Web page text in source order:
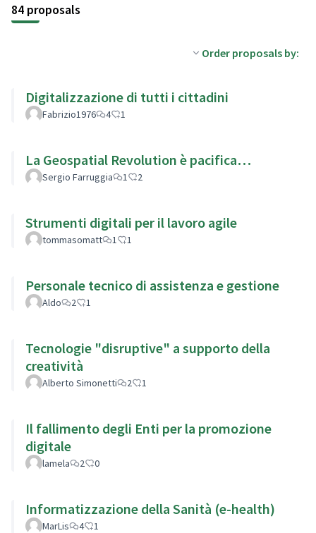
84 proposals
Order proposals by:
Digitalizzazione di tutti i cittadini
Fabrizio1976 4 1
La Geospatial Revolution è pacifica…
Sergio Farruggia 1 2
Strumenti digitali per il lavoro agile
tommasomatt 1 1
Personale tecnico di assistenza e gestione
Aldo 2 1
Tecnologie "disruptive" a supporto della
creatività
Alberto Simonetti 2 1
Il fallimento degli Enti per la promozione
digitale
lamela 2 0
Informatizzazione della Sanità (e-health)
MarLis 4 1